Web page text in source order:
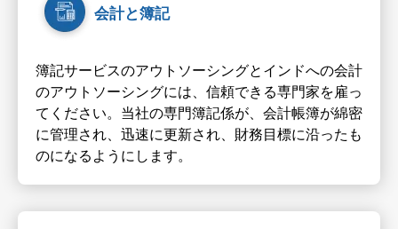
会計と簿記
簿記サービスのアウトソーシングとインドへの会計
のアウトソーシングには、信頼できる専門家を雇っ
てください。当社の専門簿記係が、会計帳簿が綿密
に管理され、迅速に更新され、財務目標に沿ったも
のになるようにします。